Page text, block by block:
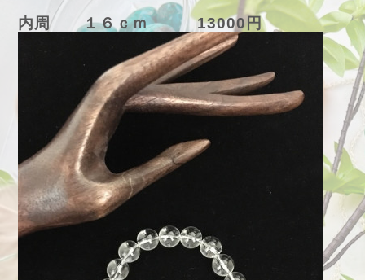
内周 １６ｃｍ 13000円